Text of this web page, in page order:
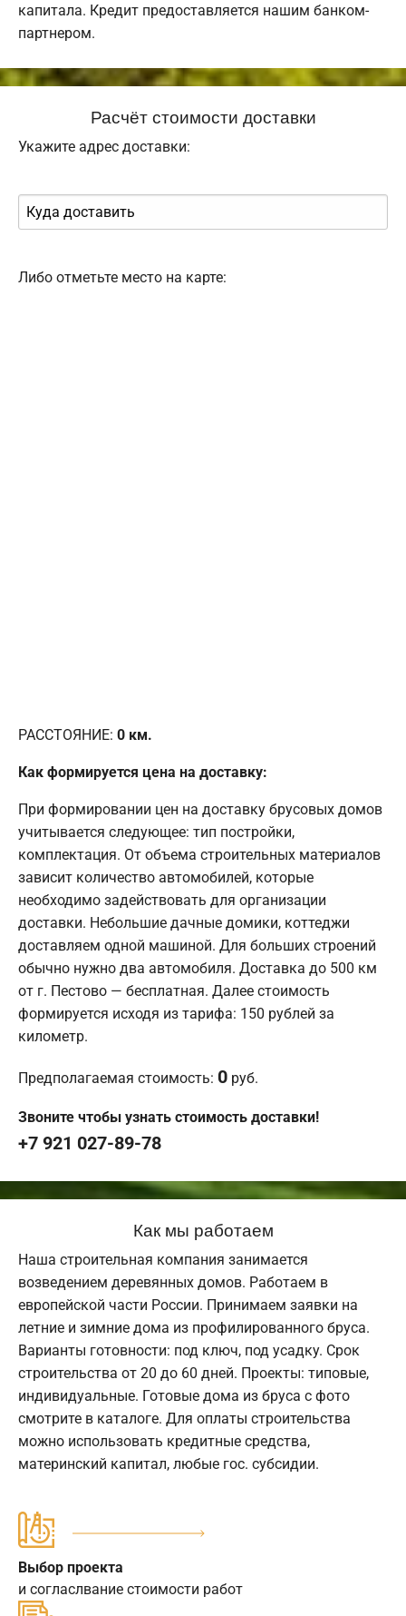
капитала. Кредит предоставляется нашим банком-
партнером.
Расчёт стоимости доставки
Укажите адрес доставки:
Либо отметьте место на карте:
РАССТОЯНИЕ: 0 км.
Как формируется цена на доставку:
При формировании цен на доставку брусовых домов
учитывается следующее: тип постройки,
комплектация. От объема строительных материалов
зависит количество автомобилей, которые
необходимо задействовать для организации
доставки. Небольшие дачные домики, коттеджи
доставляем одной машиной. Для больших строений
обычно нужно два автомобиля. Доставка до 500 км
от г. Пестово — бесплатная. Далее стоимость
формируется исходя из тарифа: 150 рублей за
километр.
Предполагаемая стоимость: 0 руб.
Звоните чтобы узнать стоимость доставки!
+7 921 027-89-78
Как мы работаем
Наша строительная компания занимается
возведением деревянных домов. Работаем в
европейской части России. Принимаем заявки на
летние и зимние дома из профилированного бруса.
Варианты готовности: под ключ, под усадку. Срок
строительства от 20 до 60 дней. Проекты: типовые,
индивидуальные. Готовые дома из бруса с фото
смотрите в каталоге. Для оплаты строительства
можно использовать кредитные средства,
материнский капитал, любые гос. субсидии.
Выбор проекта
и согласлвание стоимости работ